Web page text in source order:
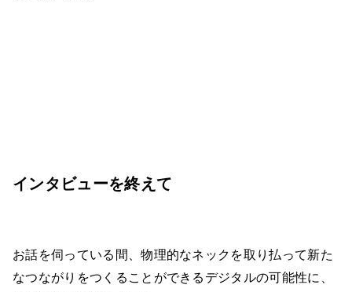
インタビューを終えて
お話を伺っている間、物理的なネックを取り払って新た
なつながりをつくることができるデジタルの可能性に、